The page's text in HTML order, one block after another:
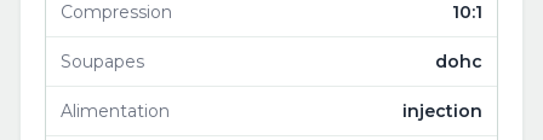
Compression 10:1
Soupapes dohc
Alimentation injection